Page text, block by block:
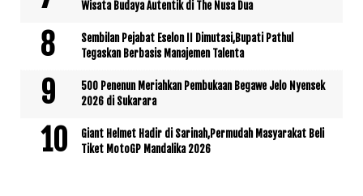
Wisata Budaya Autentik di The Nusa Dua
Sembilan Pejabat Eselon II Dimutasi,Bupati Pathul
Tegaskan Berbasis Manajemen Talenta
500 Penenun Meriahkan Pembukaan Begawe Jelo Nyensek
2026 di Sukarara
Giant Helmet Hadir di Sarinah,Permudah Masyarakat Beli
Tiket MotoGP Mandalika 2026